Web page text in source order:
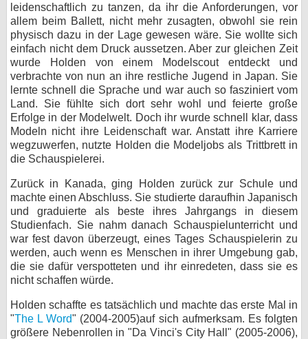
leidenschaftlich zu tanzen, da ihr die Anforderungen, vor
allem beim Ballett, nicht mehr zusagten, obwohl sie rein
physisch dazu in der Lage gewesen wäre. Sie wollte sich
einfach nicht dem Druck aussetzen. Aber zur gleichen Zeit
wurde Holden von einem Modelscout entdeckt und
verbrachte von nun an ihre restliche Jugend in Japan. Sie
lernte schnell die Sprache und war auch so fasziniert vom
Land. Sie fühlte sich dort sehr wohl und feierte große
Erfolge in der Modelwelt. Doch ihr wurde schnell klar, dass
Modeln nicht ihre Leidenschaft war. Anstatt ihre Karriere
wegzuwerfen, nutzte Holden die Modeljobs als Trittbrett in
die Schauspielerei.
Zurück in Kanada, ging Holden zurück zur Schule und
machte einen Abschluss. Sie studierte daraufhin Japanisch
und graduierte als beste ihres Jahrgangs in diesem
Studienfach. Sie nahm danach Schauspielunterricht und
war fest davon überzeugt, eines Tages Schauspielerin zu
werden, auch wenn es Menschen in ihrer Umgebung gab,
die sie dafür verspotteten und ihr einredeten, dass sie es
nicht schaffen würde.
Holden schaffte es tatsächlich und machte das erste Mal in
"The L Word" (2004-2005)auf sich aufmerksam. Es folgten
größere Nebenrollen in "Da Vinci's City Hall" (2005-2006),
Kontakt
Nutzungsbedingungen
Datenschutz
Cookie-Einstellungen
Impressum
myFanbase